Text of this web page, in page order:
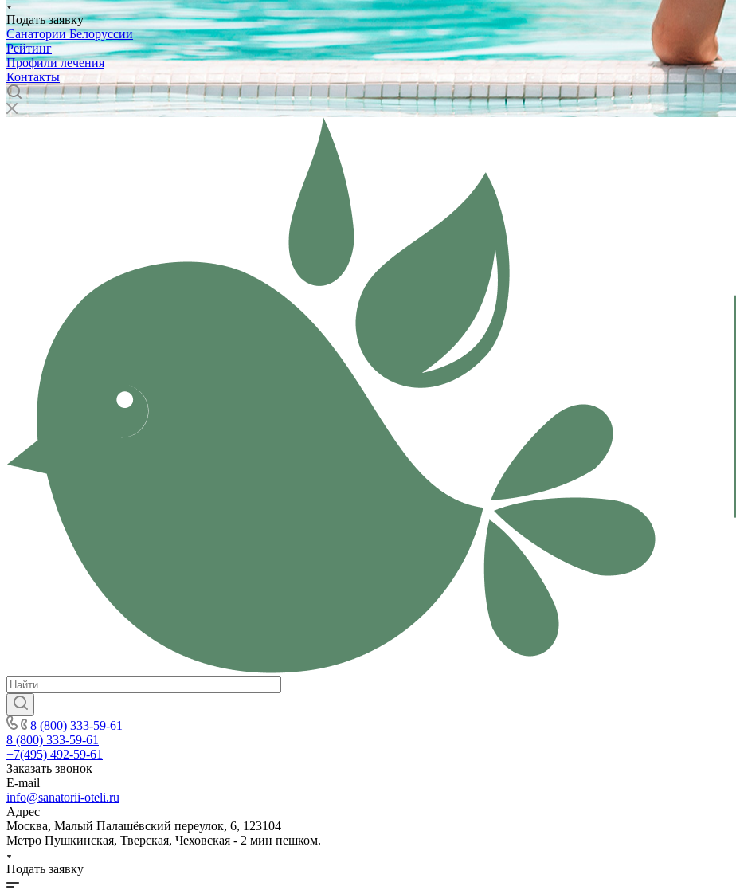
Подать заявку
Санатории Белоруссии
Рейтинг
Профили лечения
Контакты
8 (800) 333-59-61
8 (800) 333-59-61
+7(495) 492-59-61
Заказать звонок
E-mail
info@sanatorii-oteli.ru
Адрес
Москва, Малый Палашёвский переулок, 6, 123104
Метро Пушкинская, Тверская, Чеховская - 2 мин пешком.
Подать заявку